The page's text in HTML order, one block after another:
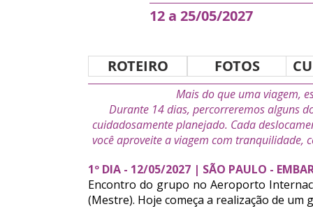
12 a 25/05/2027
ROTEIRO FOTOS
Mais do que uma viagem,
Durante 14 dias, percorreremos alguns
cuidadosamente planejado. Cada
você aproveite a viagem com tranquilidade,
1º DIA - 12/05/2027 | SÃO PAULO -
Encontro do grupo no Aeroporto
(Mestre). Hoje começa a realização de um